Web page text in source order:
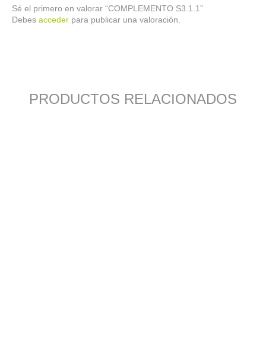
Sé el primero en valorar “COMPLEMENTO S3.1.1”
Debes acceder para publicar una valoración.
PRODUCTOS RELACIONADOS